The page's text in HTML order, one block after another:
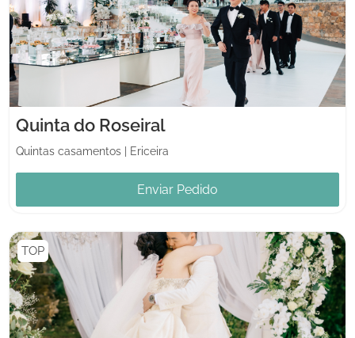
Quinta do Roseiral
Quintas casamentos Ericeira
Enviar Pedido
TOP